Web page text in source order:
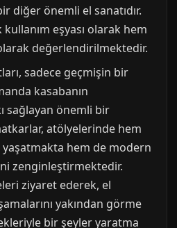
diğer önemli el sanatıdır.
eşyası olarak hem
değerlendirilmektedir.
sadece geçmişin bir
kasabanın
sağlayan önemli bir
atölyelerinde hem
hem de modern
zenginleştirmektedir.
ziyaret ederek, el
yakından görme
bir şeyler yaratma